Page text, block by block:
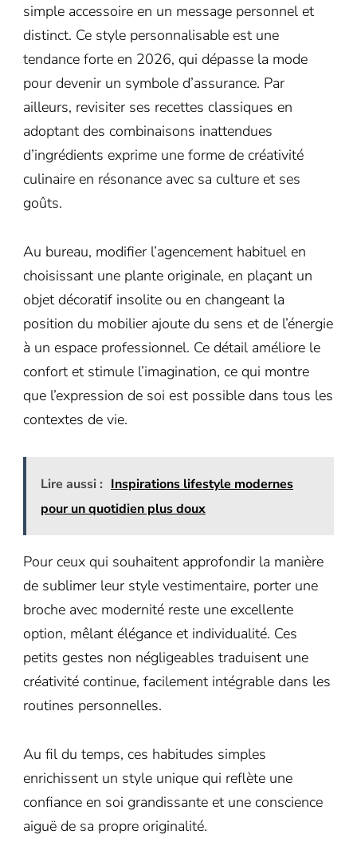
simple accessoire en un message personnel et
distinct. Ce style personnalisable est une
tendance forte en 2026, qui dépasse la mode
pour devenir un symbole d’assurance. Par
ailleurs, revisiter ses recettes classiques en
adoptant des combinaisons inattendues
d’ingrédients exprime une forme de créativité
culinaire en résonance avec sa culture et ses
goûts.
Au bureau, modifier l’agencement habituel en
choisissant une plante originale, en plaçant un
objet décoratif insolite ou en changeant la
position du mobilier ajoute du sens et de l’énergie
à un espace professionnel. Ce détail améliore le
confort et stimule l’imagination, ce qui montre
que l’expression de soi est possible dans tous les
contextes de vie.
Lire aussi : Inspirations lifestyle modernes
pour un quotidien plus doux
Pour ceux qui souhaitent approfondir la manière
de sublimer leur style vestimentaire, porter une
broche avec modernité reste une excellente
option, mêlant élégance et individualité. Ces
petits gestes non négligeables traduisent une
créativité continue, facilement intégrable dans les
routines personnelles.
Au fil du temps, ces habitudes simples
enrichissent un style unique qui reflète une
confiance en soi grandissante et une conscience
aiguë de sa propre originalité.